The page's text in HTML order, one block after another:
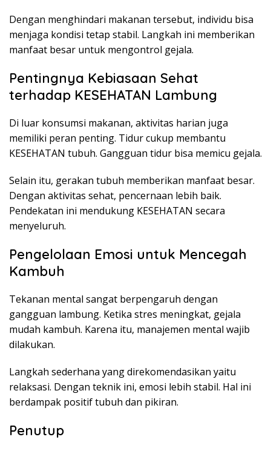
Dengan menghindari makanan tersebut, individu bisa
menjaga kondisi tetap stabil. Langkah ini memberikan
manfaat besar untuk mengontrol gejala.
Pentingnya Kebiasaan Sehat
terhadap KESEHATAN Lambung
Di luar konsumsi makanan, aktivitas harian juga
memiliki peran penting. Tidur cukup membantu
KESEHATAN tubuh. Gangguan tidur bisa memicu gejala.
Selain itu, gerakan tubuh memberikan manfaat besar.
Dengan aktivitas sehat, pencernaan lebih baik.
Pendekatan ini mendukung KESEHATAN secara
menyeluruh.
Pengelolaan Emosi untuk Mencegah
Kambuh
Tekanan mental sangat berpengaruh dengan
gangguan lambung. Ketika stres meningkat, gejala
mudah kambuh. Karena itu, manajemen mental wajib
dilakukan.
Langkah sederhana yang direkomendasikan yaitu
relaksasi. Dengan teknik ini, emosi lebih stabil. Hal ini
berdampak positif tubuh dan pikiran.
Penutup